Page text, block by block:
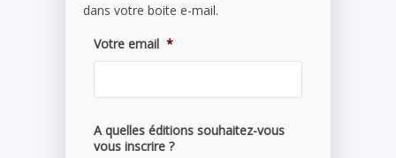
dans votre boite e-mail.
Votre email *
A quelles éditions souhaitez-vous
vous inscrire ?